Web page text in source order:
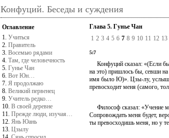
Конфуций. Беседы и суждения
Оглавление
1. Учиться
2. Правитель
3. Восемью рядами
4. Там, где человечность
5. Гунье Чан
6. Вот Юн…
7. Я продолжаю
8. Великий первенец
9. Учитель редко…
10. В своей деревне
11. Прежде люди, изучая…
12. Янь Юань
13. Цзылу
Глава 5. Гунье Чан
1 2 3 4 5 6 7 8 9 10 11 12 13
5:7
Конфуций сказал: «(Если бы
на это) пришлось бы, севши на
имя было Ю)». Цзы-лу,
превосходит меня (самого,
Философ сказал: «Учение
Сопровождать меня будет,
ты превосходишь меня, но у